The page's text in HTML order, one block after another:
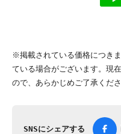
※掲載されている価格につき
ている場合がございます。現
ので、あらかじめご了承くださ
SNSにシェアする